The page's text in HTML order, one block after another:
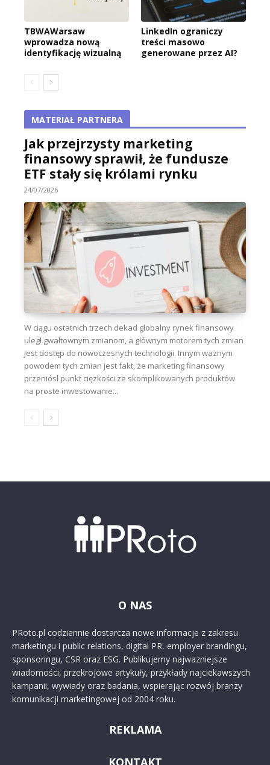
TBWAWarsaw
wprowadza nową
identyfikację wizualną
LinkedIn ograniczy
treści masowo
generowane przez AI?
MATERIAŁ PARTNERA
Jak przejrzysty marketing
finansowy sprawił, że fundusze
ETF stały się królami rynku
24/07/2026
W ciągu ostatnich trzech dekad globalny rynek finansowy
uległ gwałtownym zmianom, a głównym motorem tych zmian
jest dostęp do nowoczesnych technologii. Innym ważnym
powodem tych zmian jest fakt, że marketing finansowy
przeniósł punkt ciężkości ze skomplikowanych produktów
na proste inwestowanie...
O NAS
PRoto.pl codziennie dostarcza nowe informacje z zakresu
marketingu i public relations, digital PR, employer brandingu,
sponsoringu, CSR oraz ESG. Publikujemy najważniejsze
wiadomości, przekrojowe artykuły, przykłady najciekawszych
kampanii, wywiady oraz badania, wspierając rozwój branży
komunikacji marketingowej od 2004 roku.
REKLAMA